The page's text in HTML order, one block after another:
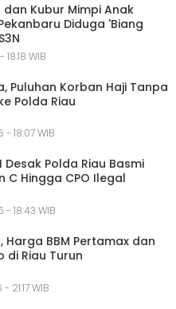
Kubur Mimpi Anak
Diduga 'Biang
WIB
Puluhan Korban Haji Tanpa
Polda Riau
18:07 WIB
Desak Polda Riau Basmi
C Hingga CPO Ilegal
18:43 WIB
Harga BBM Pertamax dan
di Riau Turun
21:17 WIB